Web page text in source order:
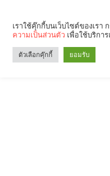
เราใช้คุ๊กกี้บนเว็บไซต์ของเร
ความเป็นส่วนตัว เพื่อใช้บริกา
ตัวเลือกคุ๊กกี้ ยอมรับ